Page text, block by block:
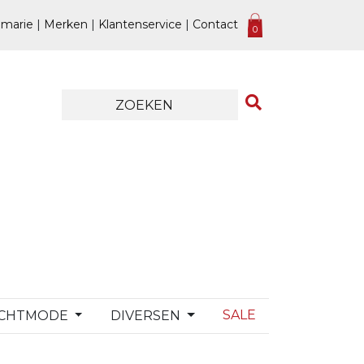
| Merken | Klantenservice | Contact 0
DIVERSEN SALE